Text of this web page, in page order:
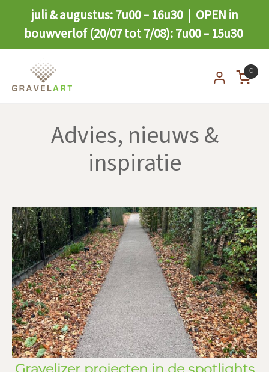
juli & augustus: 7u00 – 16u30 | OPEN in
bouwverlof (20/07 tot 7/08): 7u00 – 15u30
0
Advies, nieuws &
inspiratie